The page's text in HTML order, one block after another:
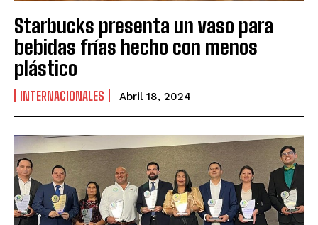
Starbucks presenta un vaso para
bebidas frías hecho con menos
plástico
INTERNACIONALES Abril 18, 2024